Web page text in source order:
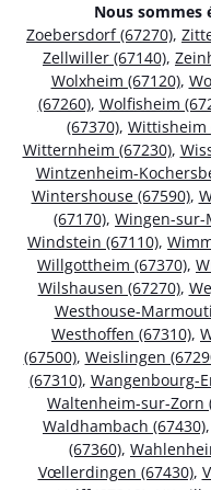
Nous sommes
Zoebersdorf (67270),
Zellwiller (67140),
Wolxheim (67120),
(67260), Wolfisheim
(67370), Wittisheim
Witternheim (67230),
Wintzenheim-
Wintershouse (67590),
(67170), Wingen-sur-
Windstein (67110),
Willgottheim (67370),
Wilshausen (67270),
Westhouse-
Westhoffen (67310),
(67500), Weislingen
(67310), Wangenbourg-
Waltenheim-sur-Zorn
Waldhambach (67430),
(67360),
Vœllerdingen (67430),